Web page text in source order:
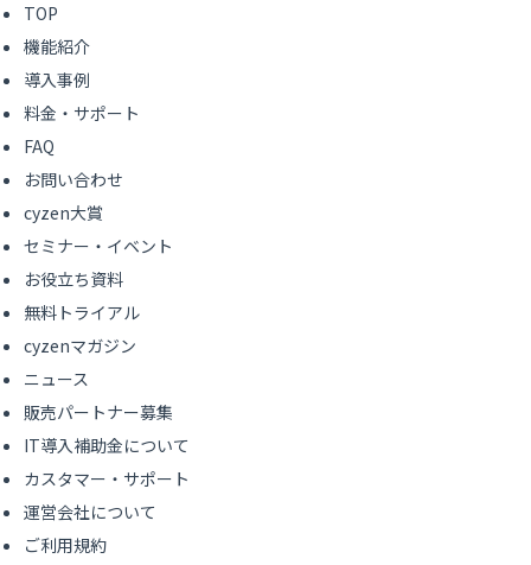
TOP
機能紹介
導入事例
料金・サポート
FAQ
お問い合わせ
cyzen大賞
セミナー・イベント
お役立ち資料
無料トライアル
cyzenマガジン
ニュース
販売パートナー募集
IT導入補助金について
カスタマー・サポート
運営会社について
ご利用規約